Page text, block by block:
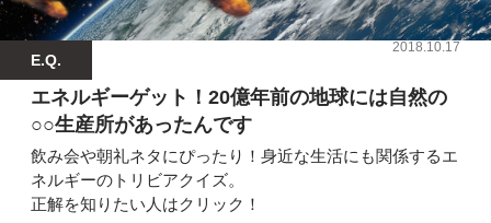
E.Q.
2018.10.17
エネルギーゲット！20億年前の地球には自然の
○○生産所があったんです
飲み会や朝礼ネタにぴったり！身近な生活にも関係するエ
ネルギーのトリビアクイズ。
正解を知りたい人はクリック！